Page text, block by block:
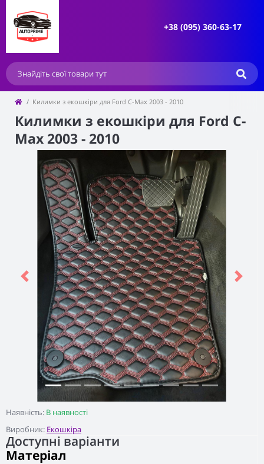
+38 (095) 360-63-17
Килимки з екошкіри для Ford C-Max 2003 - 2010
Килимки з екошкіри для Ford C-
Max 2003 - 2010
Наявність: В наявності
Виробник: Екошкіра
Previous Next
Доступні варіанти
Матеріал